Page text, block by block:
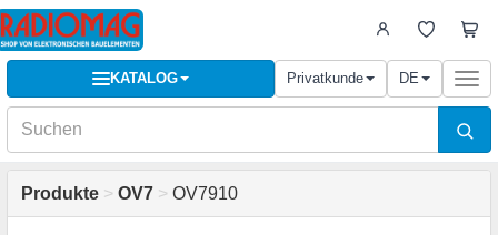
KATALOG Privatkunde DE
Produkte > OV7 > OV7910